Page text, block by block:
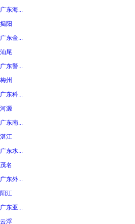
广东海...
揭阳
广东金...
汕尾
广东警...
梅州
广东科...
河源
广东南...
湛江
广东水...
茂名
广东外...
阳江
广东亚...
云浮